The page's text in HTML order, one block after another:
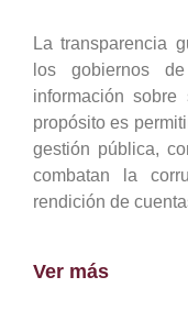
La transparencia
los gobiernos
información
propósito es
gestión pública,
combatan la
rendición de
Ver más